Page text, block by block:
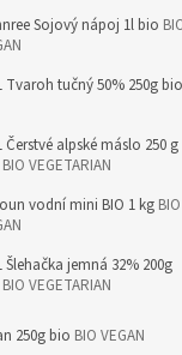
Sojový nápoj 1l bio
Tvaroh tučný 50% 250g bio
Čerstvé alpské máslo 250 g
BIO VEGETARIAN
vodní mini BIO 1 kg BIO
Šlehačka jemná 32% 200g
BIO VEGETARIAN
250g bio BIO VEGAN